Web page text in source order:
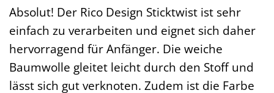
Absolut! Der Rico Design Sticktwist ist sehr
einfach zu verarbeiten und eignet sich daher
hervorragend für Anfänger. Die weiche
Baumwolle gleitet leicht durch den Stoff und
lässt sich gut verknoten. Zudem ist die Farbe